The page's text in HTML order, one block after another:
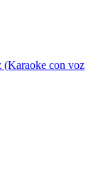
(Karaoke con voz